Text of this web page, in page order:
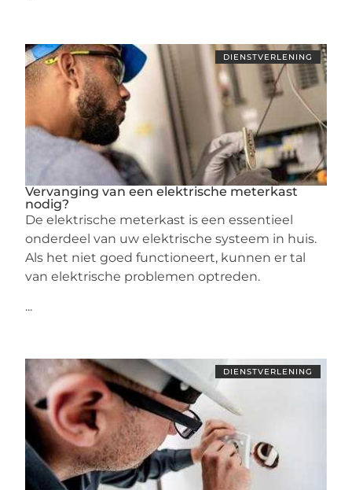
DIENSTVERLENING
Vervanging van een elektrische meterkast
nodig?
De elektrische meterkast is een essentieel
onderdeel van uw elektrische systeem in huis.
Als het niet goed functioneert, kunnen er tal
van elektrische problemen optreden.
...
DIENSTVERLENING